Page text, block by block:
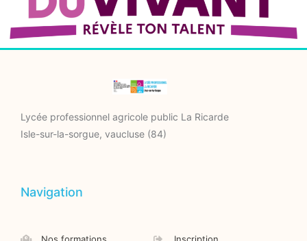
Lycée professionnel agricole public La Ricarde
Isle-sur-la-sorgue, vaucluse (84)
Navigation